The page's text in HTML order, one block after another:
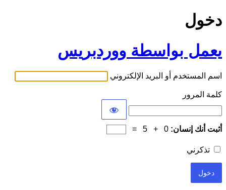
دخول
يعمل بواسطة ووردبريس
اسم المستخدم أو البريد الإلكتروني
كلمة المرور
أثبت أنك إنسان: 0 + 5 =
تذكرني